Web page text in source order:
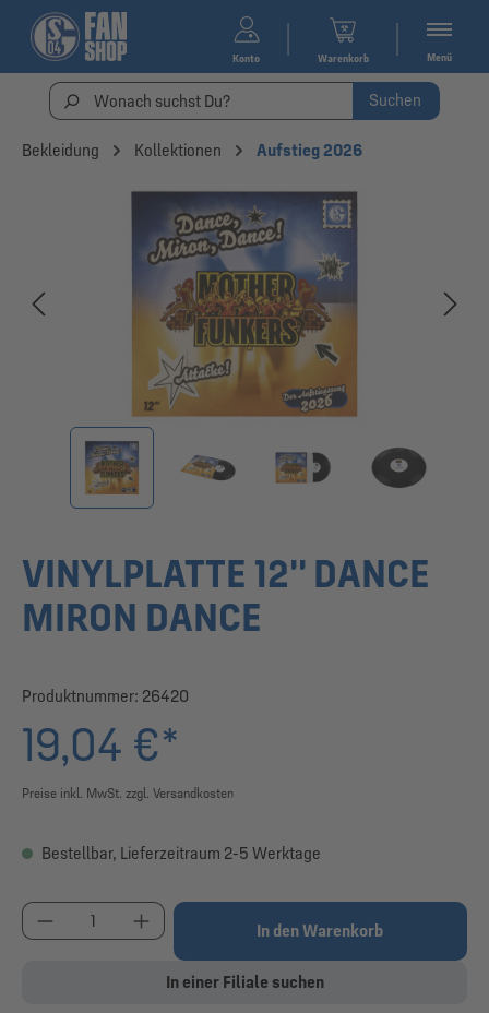
Konto Warenkorb Menü
Suchen
Bekleidung Kollektionen Aufstieg 2026
Bildergalerie überspringen
VINYLPLATTE 12'' DANCE
MIRON DANCE
Produktnummer: 26420
19,04 €*
Preise inkl. MwSt. zzgl. Versandkosten
Bestellbar, Lieferzeitraum 2-5 Werktage
Produkt Anzahl: Gib den gewünschten Wert ein
In den Warenkorb
In einer Filiale suchen